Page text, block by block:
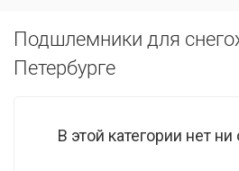
Подшлемники для
Петербурге
В этой категории нет ни